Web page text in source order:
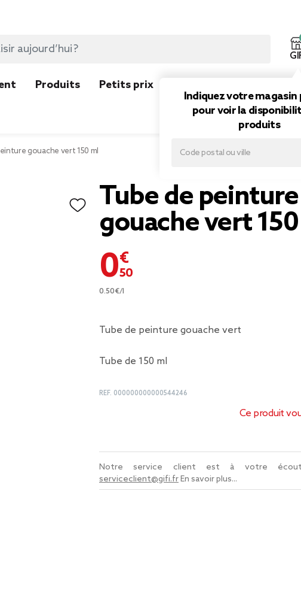
Indiquez votre magasin
pour voir la
produits
Produits Petits prix
gouache vert 150 ml
Tube de peinture
gouache vert
0,50 €
0.50€/l
Tube de peinture gouache vert
Tube de 150 ml
REF. 000000000000544246
Ce produit
Notre service client est à votre
serviceclient@gifi.frEn savoir plus...